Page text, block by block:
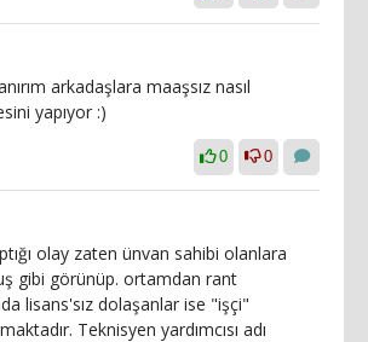
arkadaşlara maaşsız nasıl
yapıyor :)
0 0
olay zaten ünvan sahibi olanlara
gibi görünüp. ortamdan rant
lisans'sız dolaşanlar ise "işçi"
Teknisyen yardımcısı adı